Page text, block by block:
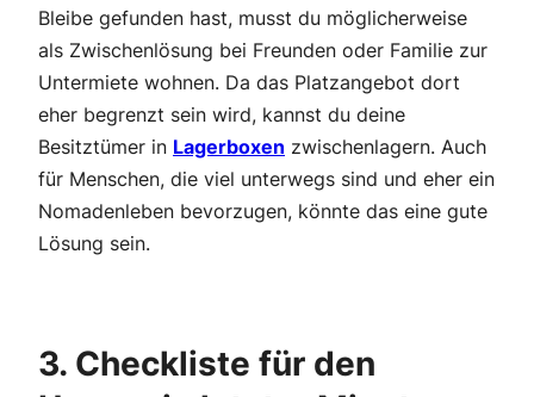
Bleibe gefunden hast, musst du möglicherweise
als Zwischenlösung bei Freunden oder Familie zur
Untermiete wohnen. Da das Platzangebot dort
eher begrenzt sein wird, kannst du deine
Besitztümer in Lagerboxen zwischenlagern. Auch
für Menschen, die viel unterwegs sind und eher ein
Nomadenleben bevorzugen, könnte das eine gute
Lösung sein.
3. Checkliste für den